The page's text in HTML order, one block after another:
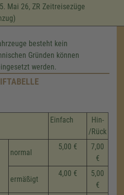
Mai 26, ZR Zeitreisezüge
besteht kein
Gründen können
werden.
Einfach
Hin-
/Rück
normal
5,00 €
7,00
€
ermäßigt
4,00 €
5,00
€